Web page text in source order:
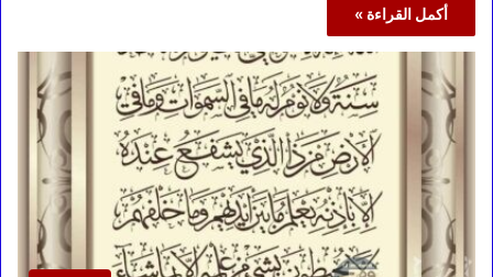
أكمل القراءة »